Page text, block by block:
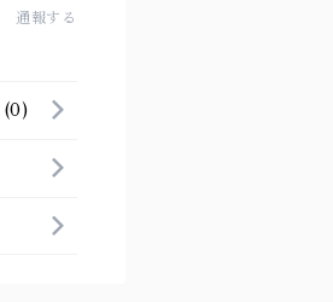
通報する
(0)